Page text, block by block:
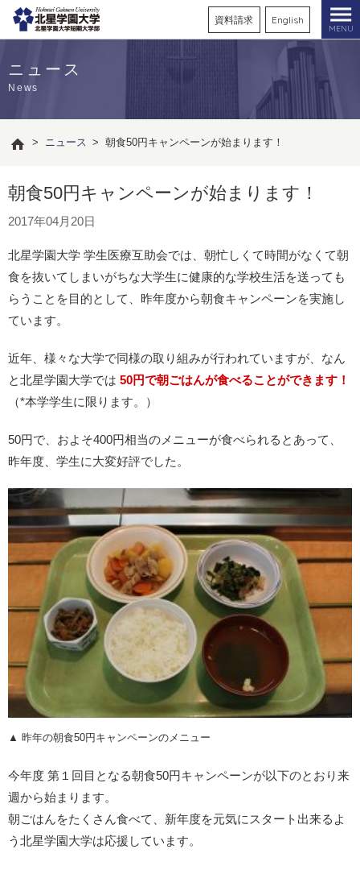
資料請求 English
MENU
ニュース
News
> ニュース > 朝食50円キャンペーンが始まります！
朝食50円キャンペーンが始まります！
2017年04月20日
北星学園大学 学生医療互助会では、朝忙しくて時間がなくて朝
食を抜いてしまいがちな大学生に健康的な学校生活を送っても
らうことを目的として、昨年度から朝食キャンペーンを実施し
ています。
近年、様々な大学で同様の取り組みが行われていますが、なん
と北星学園大学では 50円で朝ごはんが食べることができます！
（*本学学生に限ります。）
50円で、およそ400円相当のメニューが食べられるとあって、
昨年度、学生に大変好評でした。
▲ 昨年の朝食50円キャンペーンのメニュー
今年度 第１回目となる朝食50円キャンペーンが以下のとおり来
週から始まります。
朝ごはんをたくさん食べて、新年度を元気にスタート出来るよ
う北星学園大学は応援しています。